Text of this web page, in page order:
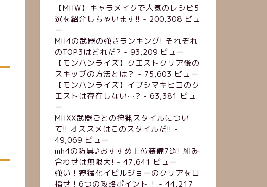
【MHW】キャラメイクで人気のレシピ5
選を紹介しちゃいます!! - 200,308 ビュ
ー
MH4の武器の強さランキング! それぞれ
のTOP3はどれだ? - 93,209 ビュー
【モンハンライズ】クエストクリア後の
スキップの方法とは？ - 75,603 ビュー
【モンハンライズ】イブシマキヒコのク
エストは存在しない…? - 63,381 ビュ
ー
MHXX武器ごとの狩猟スタイルについ
て!! オススメはこのスタイルだ!! -
49,069 ビュー
mh4の防具♪おすすめ上位装備7選! 組み
合わせは無限大! - 47,641 ビュー
強い！獰猛化イビルジョーのクリアを目
指せ！6つの攻略ポイント！
- 44,217